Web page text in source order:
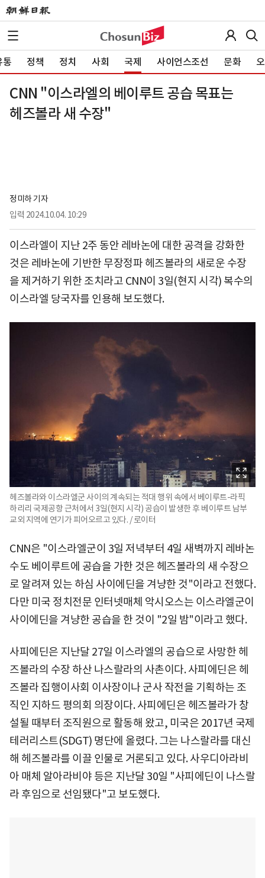
통 정책 정치 사회 국제 사이언스조선 문화
CNN "이스라엘의 베이루트 공습 목표는
헤즈볼라 새 수장"
정미하 기자
입력 2024.10.04. 10:29
이스라엘이 지난 2주 동안 레바논에 대한 공격을 강화한
것은 레바논에 기반한 무장정파 헤즈볼라의 새로운 수장
을 제거하기 위한 조치라고 CNN이 3일(현지 시각) 복수의
이스라엘 당국자를 인용해 보도했다.
헤즈볼라와 이스라엘군 사이의 계속되는 적대 행위 속에서 베이루트-라픽
하리리 국제공항 근처에서 3일(현지 시각) 공습이 발생한 후 베이루트 남부
교외 지역에 연기가 피어오르고 있다. / 로이터
CNN은 "이스라엘군이 3일 저녁부터 4일 새벽까지 레바논
수도 베이루트에 공습을 가한 것은 헤즈볼라의 새 수장으
로 알려져 있는 하심 사이에딘을 겨냥한 것"이라고 전했다.
다만 미국 정치전문 인터넷매체 악시오스는 이스라엘군이
사이에딘을 겨냥한 공습을 한 것이 "2일 밤"이라고 했다.
사피에딘은 지난달 27일 이스라엘의 공습으로 사망한 헤
즈볼라의 수장 하산 나스랄라의 사촌이다. 사피에딘은 헤
즈볼라 집행이사회 이사장이나 군사 작전을 기획하는 조
직인 지하드 평의회 의장이다. 사피에딘은 헤즈볼라가 창
설될 때부터 조직원으로 활동해 왔고, 미국은 2017년 국제
테러리스트(SDGT) 명단에 올렸다. 그는 나스랄라를 대신
해 헤즈볼라를 이끌 인물로 거론되고 있다. 사우디아라비
아 매체 알아라비야 등은 지난달 30일 "사피에딘이 나스랄
라 후임으로 선임됐다"고 보도했다.